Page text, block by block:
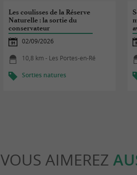
Les coulisses de la Réserve
Naturelle : la sortie du
conservateur
02/09/2026
10,8 km - Les Portes-en-Ré
Sorties natures
VOUS AIMEREZ